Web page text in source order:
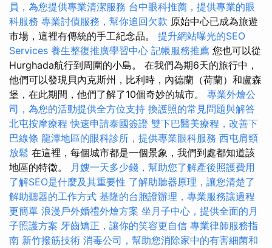
員，為您提供專業清潔服務 台中眼科推薦，提供專業的眼
科服務 專業討債服務，幫你追回欠款 原始中心已成為旅遊
市場，這裡有傳統的手工紀念品。 提升網站曝光的SEO
Services 養生整復推廣學習中心 記帳服務推薦 您也可以從
Hurghada航行到周圍的小島。 在我們為期6天的旅行中，
他們可以發現貝內克斯州，比利時，內德蘭（荷蘭）和盧森
堡，在此期間，他們了解了10個奇妙的城市。 專業外燴公
司，為您的活動提供全方位支持 換護照的常見問題與解答
北屯按摩療程快速申請泰國簽證 雙下巴醫美療程，改善下
巴線條 龍潭地區的眼科診所，提供專業眼科服務 西屯肩頸
放鬆 在這裡，每個城市都是一個景象，我們到處都知道該
地區的特徵。 月嫂一天多少錢，幫助您了解產後照護費用
了解SEO是什麼及其重要性 了解助聽器原理，讓您清楚了
解助聽器的工作方式 基隆的台胞證辦理，專業服務讓過程
更簡單 浪漫戶外婚禮外燴方案 坐月子中心，提供全面的月
子照護方案 牙齒矯正，讓你的笑容更自信 專業律師服務指
南 新竹撥筋技術 消毒公司，幫助您消除家中的有害細菌和